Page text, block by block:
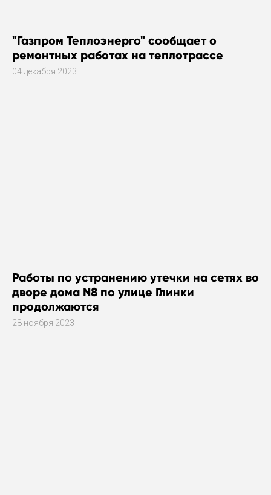
"Газпром Теплоэнерго" сообщает о
ремонтных работах на теплотрассе
04 декабря 2023
Работы по устранению утечки на сетях во
дворе дома N8 по улице Глинки
продолжаются
28 ноября 2023